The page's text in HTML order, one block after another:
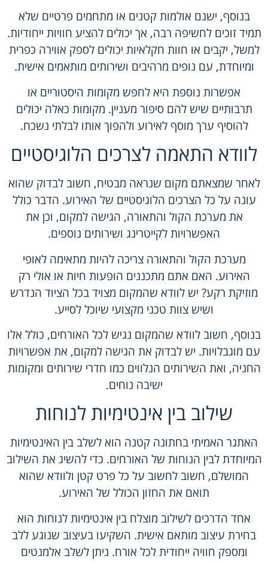
בנוסף, ישנם אולמות קטנים או מתחמים פרטיים שלא
תמיד זוכים לחשיפה רבה, אך יכולים להציע חוויות ייחודיות.
למשל, יקבים או חוות חקלאיות יכולים לספק אווירה כפרית
ומיוחדת, עם נופים מרהיבים ושירותים מותאמים אישית.
אפשרות נוספת היא לחפש מקומות היסטוריים או
תרבותיים שיש להם סיפור מעניין. מקומות כאלה יכולים
להוסיף ערך מוסף לאירוע ולהפוך אותו לבלתי נשכח.
לוודא התאמה לצרכים הלוגיסטיים
לאחר שמצאתם מקום שנראה מבטיח, חשוב לבדוק שהוא
עונה על כל הצרכים הלוגיסטיים של האירוע. הדבר כולל
את מערכת הקול והתאורה, הגישה למקום, וכן את
האפשרויות לקייטרינג ושירותים נוספים.
מערכת הקול והתאורה צריכה להיות מתאימה לאופי
האירוע. האם אתם מתכננים הופעות חיות או אולי רק
מוזיקת רקע? יש לוודא שהמקום מצויד בכל הציוד הנדרש
ושיש צוות טכני מקצועי שיוכל לסייע.
בנוסף, חשוב לוודא שהמקום נגיש לכל האורחים, כולל אלו
עם מוגבלויות. יש לבדוק את הגישה למקום, את אפשרויות
החניה, ואת השירותים הנלווים כמו חדרי שירותים ומקומות
ישיבה נוחים.
שילוב בין אינטימיות לנוחות
האתגר האמיתי בחתונה קטנה הוא לשלב בין האינטימיות
המיוחדת לבין הנוחות של האורחים. כדי להשיג את השילוב
המושלם, חשוב לחשוב על כל פרט קטן ולוודא שהוא
תואם את החזון הכולל של האירוע.
אחד הדרכים לשילוב מוצלח בין אינטימיות לנוחות הוא
בחירת עיצוב מותאם אישית. השקיעו בעיצוב שנוגע ללב
ומספק חוויה ייחודית לכל אורח. ניתן לשלב אלמנטים